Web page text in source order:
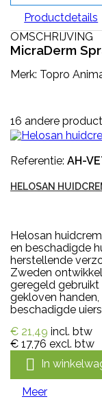
Productdetails
OMSCHRIJVING
MicraDerm
Merk: Topro
16 andere
Referentie: AH-
HELOSAN
Helosan
en beschadigde
herstellende
Zweden
geregeld gebruikt
gekloven
beschadigde
€ 21,49 incl. btw
€ 17,76 excl. btw
 In
Meer